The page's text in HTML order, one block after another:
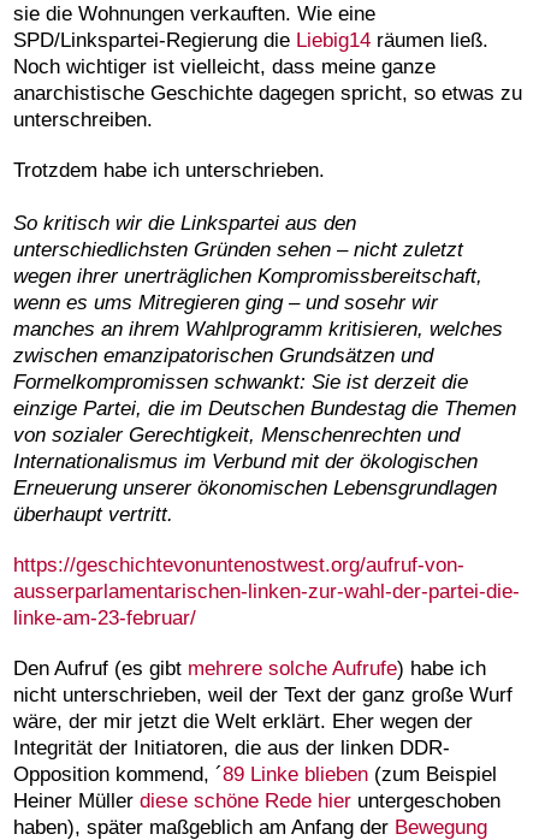
sie die Wohnungen verkauften. Wie eine
SPD/Linkspartei-Regierung die Liebig14 räumen ließ.
Noch wichtiger ist vielleicht, dass meine ganze
anarchistische Geschichte dagegen spricht, so etwas zu
unterschreiben.
Trotzdem habe ich unterschrieben.
So kritisch wir die Linkspartei aus den
unterschiedlichsten Gründen sehen – nicht zuletzt
wegen ihrer unerträglichen Kompromissbereitschaft,
wenn es ums Mitregieren ging – und sosehr wir
manches an ihrem Wahlprogramm kritisieren, welches
zwischen emanzipatorischen Grundsätzen und
Formelkompromissen schwankt: Sie ist derzeit die
einzige Partei, die im Deutschen Bundestag die Themen
von sozialer Gerechtigkeit, Menschenrechten und
Internationalismus im Verbund mit der ökologischen
Erneuerung unserer ökonomischen Lebensgrundlagen
überhaupt vertritt.
https://geschichtevonuntenostwest.org/aufruf-von-
ausserparlamentarischen-linken-zur-wahl-der-partei-die-
linke-am-23-februar/
Den Aufruf (es gibt mehrere solche Aufrufe) habe ich
nicht unterschrieben, weil der Text der ganz große Wurf
wäre, der mir jetzt die Welt erklärt. Eher wegen der
Integrität der Initiatoren, die aus der linken DDR-
Opposition kommend, ´89 Linke blieben (zum Beispiel
Heiner Müllerdiese schöne Rede hier untergeschoben
haben), später maßgeblich am Anfang der Bewegung